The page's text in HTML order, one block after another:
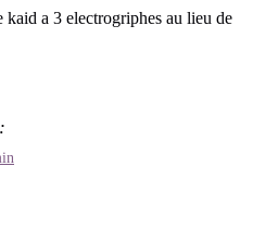
kaid a 3 electrogriphes au lieu de